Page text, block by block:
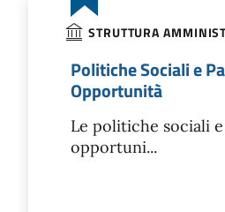
STRUTTURA
Politiche Sociali e
Opportunità
Le politiche sociali
opportuni...